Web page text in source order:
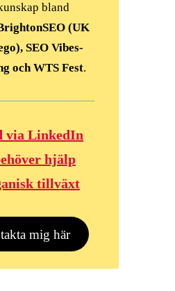
bland
(UK
SEO Vibes-
och WTS Fest.
via LinkedIn
hjälp
tillväxt
mig här